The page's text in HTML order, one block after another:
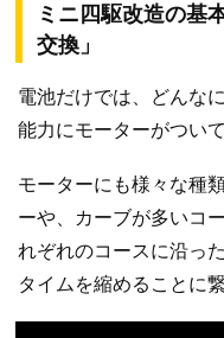
ミニ四駆改造の基
交換」
電池だけでは、どんな
能力にモーターがつい
モーターにも様々な種
ーや、カーブが多いコ
れぞれのコースに沿っ
タイムを縮めることに